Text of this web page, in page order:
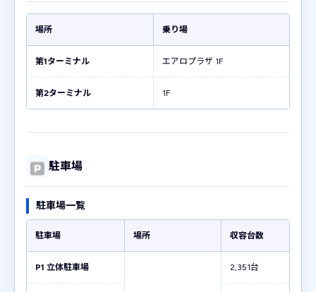
場所 乗り場
第1ターミナル エアロプラザ 1F
第2ターミナル 1F
駐車場
駐車場一覧
駐車場 場所 収容台数
P1 立体駐車場 2,351台